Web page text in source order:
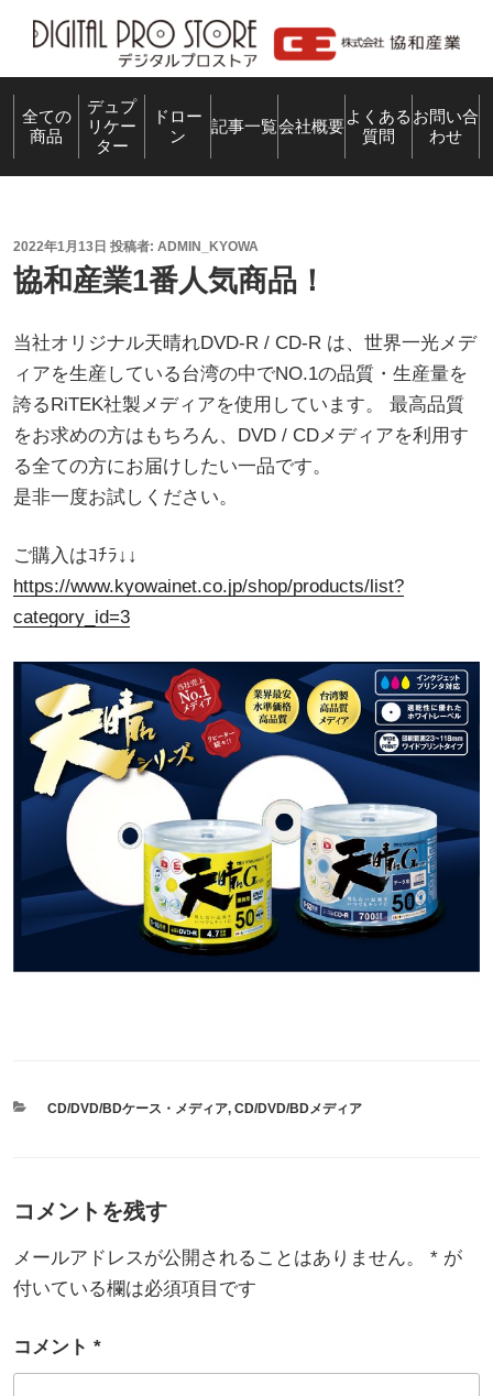
テ
ッ
プ
全ての
商品
デュプ
リケー
ター
ドロー
ン
記事一覧会社概要
よくある
質問
お問い合
わせ
投
稿
日:
2022年1月13日 投稿者: ADMIN_KYOWA
協和産業1番人気商品！
当社オリジナル天晴れDVD-R / CD-R は、世界一光メデ
ィアを生産している台湾の中でNO.1の品質・生産量を
誇るRiTEK社製メディアを使用しています。 最高品質
をお求めの方はもちろん、DVD / CDメディアを利用す
る全ての方にお届けしたい一品です。
是非一度お試しください。
ご購入はｺﾁﾗ↓↓
https://www.kyowainet.co.jp/shop/products/list?
category_id=3
カ
CD/DVD/BDケース・メディア, CD/DVD/BDメディア
コメントを残す
メールアドレスが公開されることはありません。 * が
付いている欄は必須項目です
コメント *